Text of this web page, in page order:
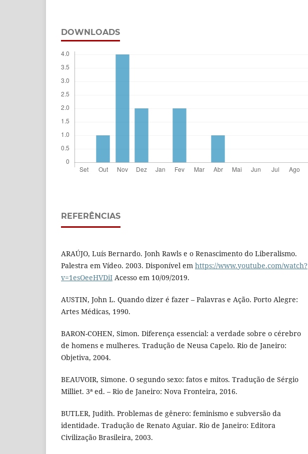
DOWNLOADS
REFERÊNCIAS
ARAÚJO, Luís Bernardo. Jonh Rawls e o Renascimento do Liberalismo.
Palestra em Vídeo. 2003. Disponível em https://www.youtube.com/watch?
v=1esOeeHVDiI Acesso em 10/09/2019.
AUSTIN, John L. Quando dizer é fazer – Palavras e Ação. Porto Alegre:
Artes Médicas, 1990.
BARON-COHEN, Simon. Diferença essencial: a verdade sobre o cérebro
de homens e mulheres. Tradução de Neusa Capelo. Rio de Janeiro:
Objetiva, 2004.
BEAUVOIR, Simone. O segundo sexo: fatos e mitos. Tradução de Sérgio
Milliet. 3ª ed. – Rio de Janeiro: Nova Fronteira, 2016.
BUTLER, Judith. Problemas de gênero: feminismo e subversão da
identidade. Tradução de Renato Aguiar. Rio de Janeiro: Editora
Civilização Brasileira, 2003.